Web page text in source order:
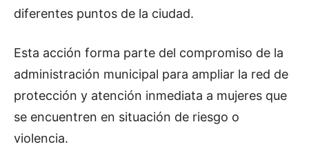
diferentes puntos de la ciudad.
Esta acción forma parte del compromiso de la
administración municipal para ampliar la red de
protección y atención inmediata a mujeres que
se encuentren en situación de riesgo o
violencia.